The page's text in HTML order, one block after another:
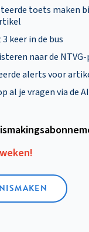
toets maken
keer in de bus
naar de
alerts voor
al je vragen via de